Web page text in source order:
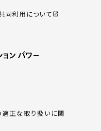
同利用について open_in_new
正な取り扱いに関